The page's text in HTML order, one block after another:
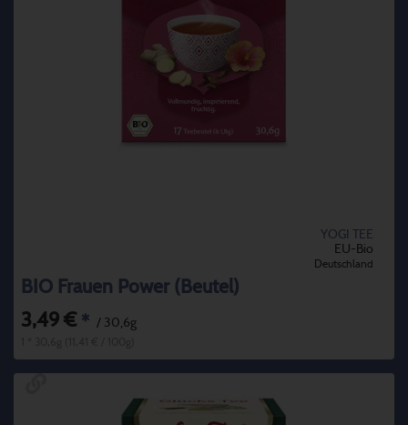
YOGI TEE
EU-Bio
Deutschland
BIO Frauen Power (Beutel)
3,49 € * / 30,6g